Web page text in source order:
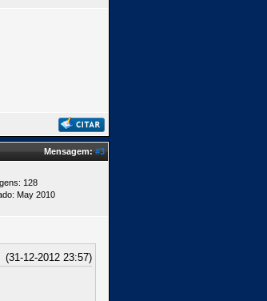
Mensagem:#3
128
May 2010
(31-12-2012 23:57)